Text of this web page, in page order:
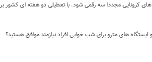
مجددا سه رقمی شود. با تعطیلی دو هفته ای کشور
های مترو برای شب خوابی افراد نیازمند موافق هستید؟